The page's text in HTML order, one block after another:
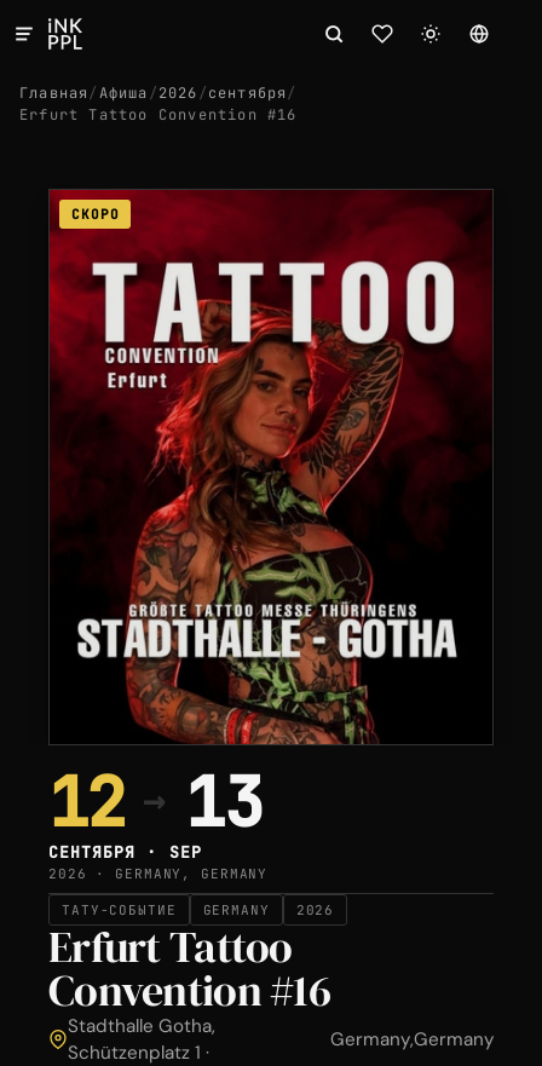
Главная/Афиша /2026/сентября/
Erfurt Tattoo Convention #16
СКОРО
12 → 13
СЕНТЯБРЯ · SEP
2026 · GERMANY, GERMANY
ТАТУ-СОБЫТИЕ GERMANY 2026
Erfurt Tattoo
Convention #16
Stadthalle Gotha,
Schützenplatz 1 ·
Germany,Germany